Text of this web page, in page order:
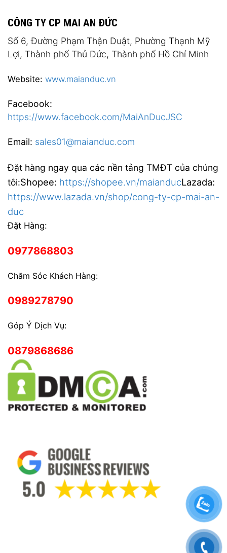
CÔNG TY CP MAI AN ĐỨC
Số 6, Đường Phạm Thận Duật, Phường Thạnh Mỹ
Lợi, Thành phố Thủ Đức, Thành phố Hồ Chí Minh
Website: www.maianduc.vn
Facebook:
https://www.facebook.com/MaiAnDucJSC
Email: sales01@maianduc.com
Đặt hàng ngay qua các nền tảng TMĐT của chúng
tôi:Shopee: https://shopee.vn/maianducLazada:
https://www.lazada.vn/shop/cong-ty-cp-mai-an-
duc
Đặt Hàng:
0977868803
Chăm Sóc Khách Hàng:
0989278790
Góp Ý Dịch Vụ:
0879868686